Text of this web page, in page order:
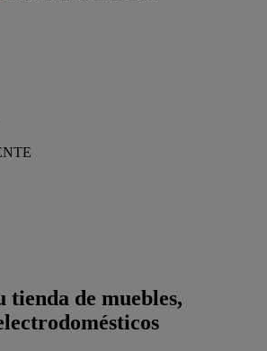
tienda de muebles,